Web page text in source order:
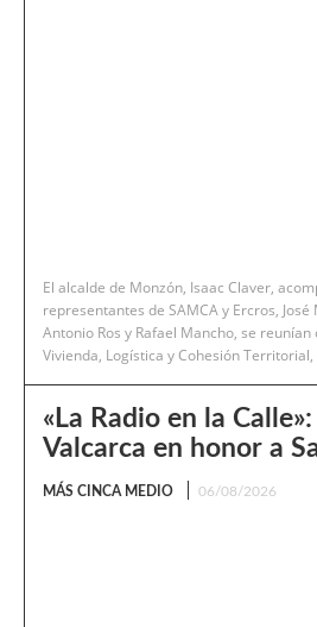
El alcalde de Monzón, Isaac Claver,
representantes de SAMCA y Ercros, José
Antonio Ros y Rafael Mancho, se
Vivienda, Logística y Cohesión Territorial,
«La Radio en la
Valcarca en honor a
MÁS CINCA MEDIO 06/08/2026